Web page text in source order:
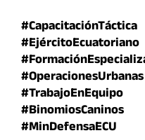
#OperacionesUrbanas
#MinDefensaECU